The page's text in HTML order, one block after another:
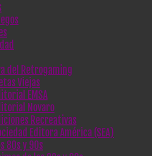
del Retrogaming
Viejas
EMSA
Novaro
Recreativas
Editora América (SEA)
80s y 90s